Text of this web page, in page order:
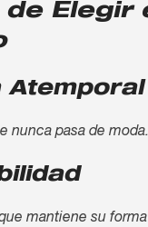
de Elegir
Atemporal
nunca pasa de moda.
mantiene su